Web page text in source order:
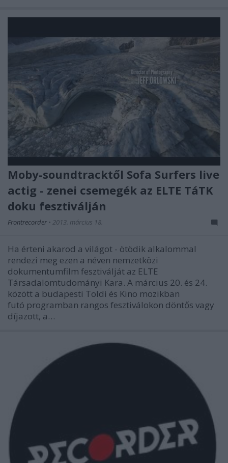
Moby-soundtracktől Sofa Surfers live
actig - zenei csemegék az ELTE TáTK
doku fesztiválján
Frontrecorder • 2013. március 18.
Ha érteni akarod a világot - ötödik alkalommal
rendezi meg ezen a néven nemzetközi
dokumentumfilm fesztiválját az ELTE
Társadalomtudományi Kara. A március 20. és 24.
között a budapesti Toldi és Kino mozikban
futó programban rangos fesztiválokon döntős vagy
díjazott, a…